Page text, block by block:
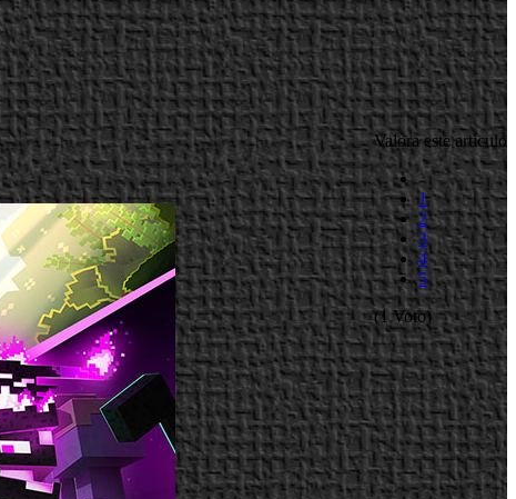
Valora este artículo
1
2
3
4
5
(1 Voto)